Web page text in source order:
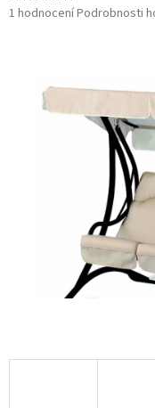
Průměrné
1 hodnoceníPodrobnosti